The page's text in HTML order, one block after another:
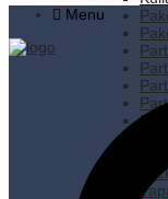
Pipet
Menu